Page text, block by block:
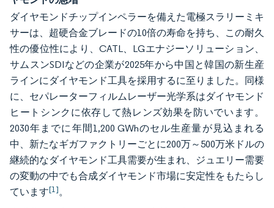
ダイヤモンドチップインペラーを備えた電極スラリーミキ
サーは、超硬合金ブレードの10倍の寿命を持ち、この耐久
性の優位性により、CATL、LGエナジーソリューション、
サムスンSDIなどの企業が2025年から中国と韓国の新生産
ラインにダイヤモンド工具を採用するに至りました。同様
に、セパレーターフィルムレーザー光学系はダイヤモンド
ヒートシンクに依存して熱レンズ効果を防いでいます。
2030年までに年間1,200 GWhのセル生産量が見込まれる
中、新たなギガファクトリーごとに200万～500万米ドルの
継続的なダイヤモンド工具需要が生まれ、ジュエリー需要
の変動の中でも合成ダイヤモンド市場に安定性をもたらし
ています[1]。